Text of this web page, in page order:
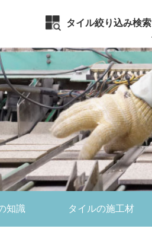
タイル絞り込み検索
知識 タイルの施工材